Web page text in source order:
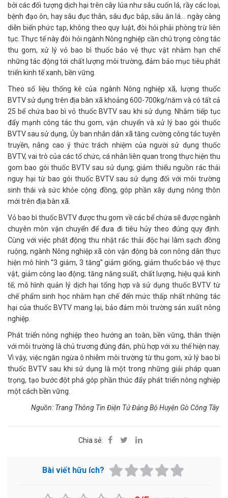
bởi các đối tượng dịch hại trên cây lúa như sâu cuốn lá, rầy các loại,
bệnh đạo ôn, hay sâu đục thân, sâu đục bắp, sâu ăn lá... ngày càng
diễn biến phức tạp, không theo quy luật, đòi hỏi phải phòng trừ liên
tục. Thực tế này đòi hỏi ngành Nông nghiệp cần chú trọng công tác
thu gom, xử lý vỏ bao bì thuốc bảo vệ thực vật nhằm hạn chế
những tác động tới chất lượng môi trường, đảm bảo mục tiêu phát
triển kinh tế xanh, bền vững.
Theo số liệu thống kê của ngành Nông nghiệp xã, lượng thuốc
BVTV sử dụng trên địa bàn xã khoảng 600-700kg/năm và có tất cả
25 bể chứa bao bì vỏ thuốc BVTV sau khi sử dụng. Nhằm tiếp tục
đẩy mạnh công tác thu gom, vận chuyển và xử lý bao gói thuốc
BVTV sau sử dụng, Ủy ban nhân dân xã tăng cường công tác tuyên
truyền, nâng cao ý thức trách nhiệm của người sử dụng thuốc
BVTV, vai trò của các tổ chức, cá nhân liên quan trong thực hiện thu
gom bao gói thuốc BVTV sau sử dụng; giảm thiểu nguồn rác thải
nguy hại từ bao gói thuốc BVTV sau sử dụng đối với môi trường
sinh thái và sức khỏe cộng đồng, góp phần xây dựng nông thôn
mới trên địa bàn xã.
Vỏ bao bì thuốc BVTV được thu gom về các bể chứa sẽ được ngành
chuyên môn vận chuyển để đưa đi tiêu hủy theo đúng quy định.
Cùng với việc phát động thu nhặt rác thải độc hại làm sạch đồng
ruộng, ngành Nông nghiệp xã còn vận động bà con nông dân thực
hiện mô hình “3 giảm, 3 tăng” giảm giống, giảm thuốc bảo vệ thực
vật, giảm công lao động; tăng năng suất, chất lượng, hiệu quả kinh
tế; mô hình quản lý dịch hại tổng hợp và sử dụng thuốc BVTV từ
chế phẩm sinh học nhằm hạn chế đến mức thấp nhất những tác
hại của thuốc BVTV mang lại, bảo đảm môi trường sản xuất nông
nghiệp.
Phát triển nông nghiệp theo hướng an toàn, bền vững, thân thiện
với môi trường là chủ trương đúng đắn, phù hợp với xu thế hiện nay.
Vì vậy, việc ngăn ngừa ô nhiễm môi trường từ thu gom, xử lý bao bì
thuốc BVTV sau khi sử dụng là một trong những giải pháp quan
trọng, tạo bước đột phá góp phần thúc đẩy phát triển nông nghiệp
một cách bền vững.
Nguồn: Trang Thông Tin Điện Tử Đảng Bộ Huyện Gò Công Tây
Chia sẻ:
Bài viết hữu ích?